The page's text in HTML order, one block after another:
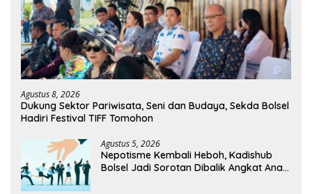
Agustus 8, 2026
Dukung Sektor Pariwisata, Seni dan Budaya, Sekda Bolsel
Hadiri Festival TIFF Tomohon
Agustus 5, 2026
Nepotisme Kembali Heboh, Kadishub
Bolsel Jadi Sorotan Dibalik Angkat Anak